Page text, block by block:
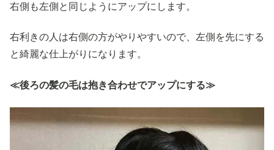
右側も左側と同じようにアップにします。
右利きの人は右側の方がやりやすいので、左側を先にする
と綺麗な仕上がりになります。
≪後ろの髪の毛は抱き合わせでアップにする≫